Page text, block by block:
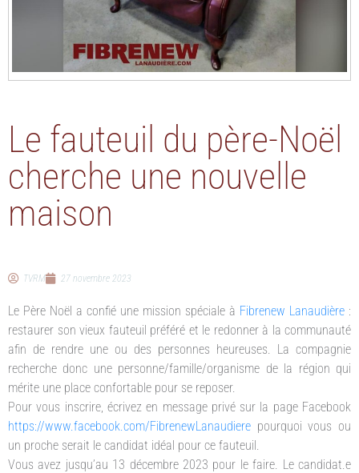
Le fauteuil du père-Noël
cherche une nouvelle
maison
TVRM 27 novembre 2023
Le Père Noël a confié une mission spéciale à Fibrenew Lanaudière :
restaurer son vieux fauteuil préféré et le redonner à la communauté
afin de rendre une ou des personnes heureuses. La compagnie
recherche donc une personne/famille/organisme de la région qui
mérite une place confortable pour se reposer.
Pour vous inscrire, écrivez en message privé sur la page Facebook
https://www.facebook.com/FibrenewLanaudiere pourquoi vous ou
un proche serait le candidat idéal pour ce fauteuil.
Vous avez jusqu’au 13 décembre 2023 pour le faire. Le candidat.e